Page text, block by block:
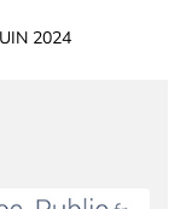
2024